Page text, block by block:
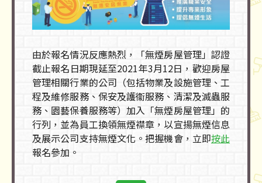
由於報名情況反應熱烈，「無煙房屋管理」認證
截止報名日期現延至2021年3月12日，歡迎房屋
管理相關行業的公司（包括物業及設施管理、工
程及維修服務、保安及護衞服務、清潔及滅蟲服
務、園藝保養服務等）加入「無煙房屋管理」的
行列，並為員工換領無煙襟章，以宣揚無煙信息
及展示公司支持無煙文化。把握機會，立即按此
報名參加。